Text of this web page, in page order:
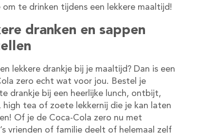
om te drinken tijdens een lekkere maaltijd!
dranken en sappen
lekkere drankje bij je maaltijd? Dan is een
zero echt wat voor jou. Bestel je
drankje bij een heerlijke lunch, ontbijt,
high tea of zoete lekkernij die je kan laten
Of je de Coca-Cola zero nu met
vrienden of familie deelt of helemaal zelf